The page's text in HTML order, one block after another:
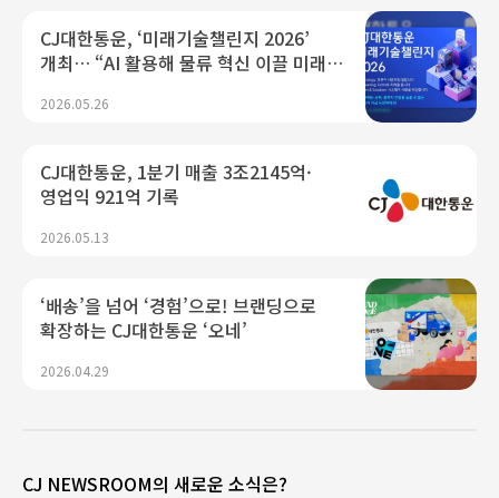
CJ대한통운, ‘미래기술챌린지 2026’
개최… “AI 활용해 물류 혁신 이끌 미래
2026.05.26
CJ대한통운, 1분기 매출 3조2145억·
영업익 921억 기록
2026.05.13
‘배송’을 넘어 ‘경험’으로! 브랜딩으로
확장하는 CJ대한통운 ‘오네’
2026.04.29
CJ NEWSROOM의 새로운 소식은?